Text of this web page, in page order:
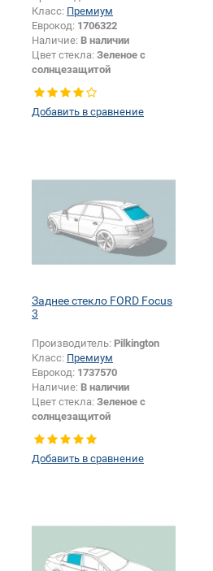
Класс: Премиум
Еврокод: 1706322
Наличие: В наличии
Цвет стекла: Зеленое с
солнцезащитой
левое
Добавить в сравнение
Заднее стекло FORD Focus
3
Производитель: Pilkington
Класс: Премиум
Еврокод: 1737570
Наличие: В наличии
Цвет стекла: Зеленое с
солнцезащитой
Добавить в сравнение